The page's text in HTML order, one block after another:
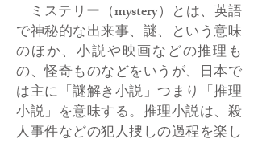
ミステリー（mystery）とは、英語
で神秘的な出来事、謎、という意味
のほか、小説や映画などの推理も
の、怪奇ものなどをいうが、日本で
は主に「謎解き小説」つまり「推理
小説」を意味する。推理小説は、殺
人事件などの犯人捜しの過程を楽し